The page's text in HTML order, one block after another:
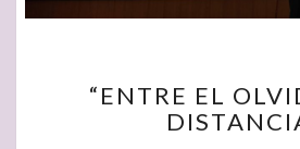
EL
“ENTRE EL